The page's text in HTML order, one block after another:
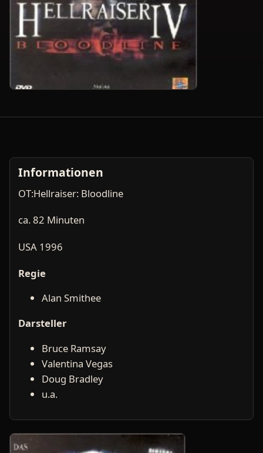
Informationen
OT:Hellraiser: Bloodline
ca. 82 Minuten
USA 1996
Regie
Alan Smithee
Darsteller
Bruce Ramsay
Valentina Vegas
Doug Bradley
u.a.